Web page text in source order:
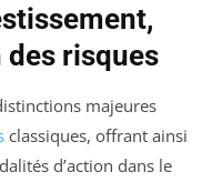
risques
majeures
classiques, offrant ainsi
d’action dans le